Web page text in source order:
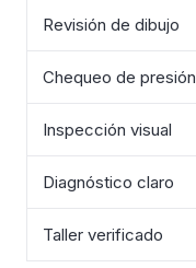
Revisión de dibujo
Chequeo de presión
Inspección visual
Diagnóstico claro
Taller verificado